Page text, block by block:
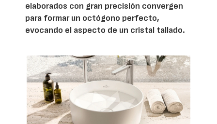
elaborados con gran precisión convergen
para formar un octógono perfecto,
evocando el aspecto de un cristal tallado.